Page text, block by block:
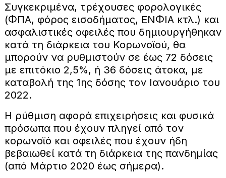
Συγκεκριμένα, τρέχουσες φορολογικές
(ΦΠΑ, φόρος εισοδήματος, ΕΝΦΙΑ κτλ.) και
ασφαλιστικές οφειλές που δημιουργήθηκαν
κατά τη διάρκεια του Κορωνοϊού, θα
μπορούν να ρυθμιστούν σε έως 72 δόσεις
με επιτόκιο 2,5%, ή 36 δόσεις άτοκα, με
καταβολή της 1ης δόσης τον Ιανουάριο του
2022.
Η ρύθμιση αφορά επιχειρήσεις και φυσικά
πρόσωπα που έχουν πληγεί από τον
κορωνοϊό και οφειλές που έχουν ήδη
βεβαιωθεί κατά τη διάρκεια της πανδημίας
(από Μάρτιο 2020 έως σήμερα).